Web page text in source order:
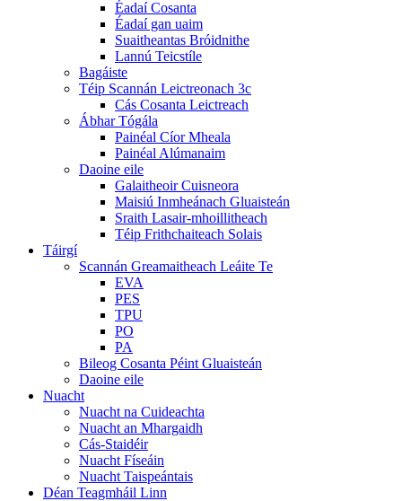
Éadaí Cosanta
Éadaí gan uaim
Suaitheantas Bróidnithe
Lannú Teicstíle
Bagáiste
Téip Scannán Leictreonach 3c
Cás Cosanta Leictreach
Ábhar Tógála
Painéal Cíor Mheala
Painéal Alúmanaim
Daoine eile
Galaitheoir Cuisneora
Maisiú Inmheánach Gluaisteán
Sraith Lasair-mhoillitheach
Téip Frithchaiteach Solais
Táirgí
Scannán Greamaitheach Leáite Te
EVA
PES
TPU
PO
PA
Bileog Cosanta Péint Gluaisteán
Daoine eile
Nuacht
Nuacht na Cuideachta
Nuacht an Mhargaidh
Cás-Staidéir
Nuacht Físeáin
Nuacht Taispeántais
Déan Teagmháil Linn